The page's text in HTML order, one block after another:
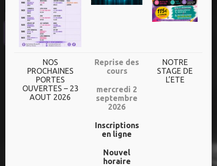
Plus de 70h de cours/semaine
Dès l’âge de 3 ans jusqu’aux adultes
Un niveau adapté à chaque danseur
NOS DERNIERS SPECTACLES
NOS
PROCHAINES
PORTES
OUVERTES – 23
AOUT 2026
Reprise des
cours
mercredi 2
septembre
2026
Inscriptions
en ligne
Nouvel
horaire
NOTRE
STAGE DE
L’ETE